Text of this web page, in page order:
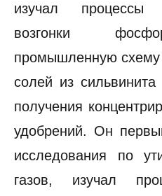
изучал процессы
возгонки
промышленную схему
солей из
получения
удобрений. Он
исследования по
газов, изучал